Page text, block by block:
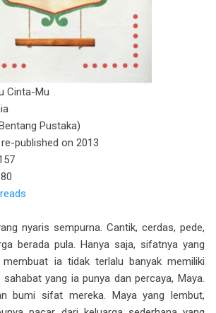
Cinta-Mu
Pustaka)
published on 2013
nyaris sempurna. Cantik, cerdas, pede,
berada pula. Hanya saja, sifatnya yang
ia tidak terlalu banyak memiliki
yang ia punya dan percaya, Maya.
bumi sifat mereka. Maya yang lembut,